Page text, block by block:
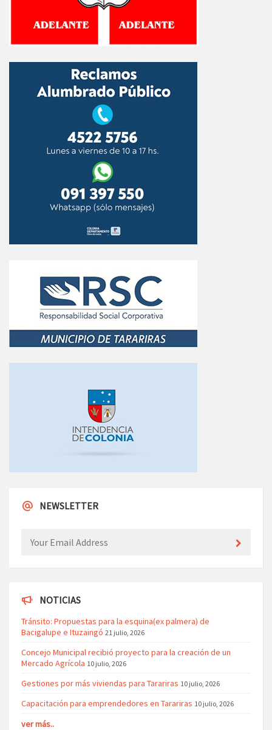
NEWSLETTER
NOTICIAS
Tránsito: Propuestas para la esquina(ex palmera) de
Bacigalupe e Ituzaingó 21 julio, 2026
Concejo Municipal recibió proyecto para la creación de un
Mercado Agrícola 10 julio, 2026
Gestiones por más viviendas para Tarariras 10 julio, 2026
Capacitación para emprendedores en Tarariras 10 julio, 2026
ver más..